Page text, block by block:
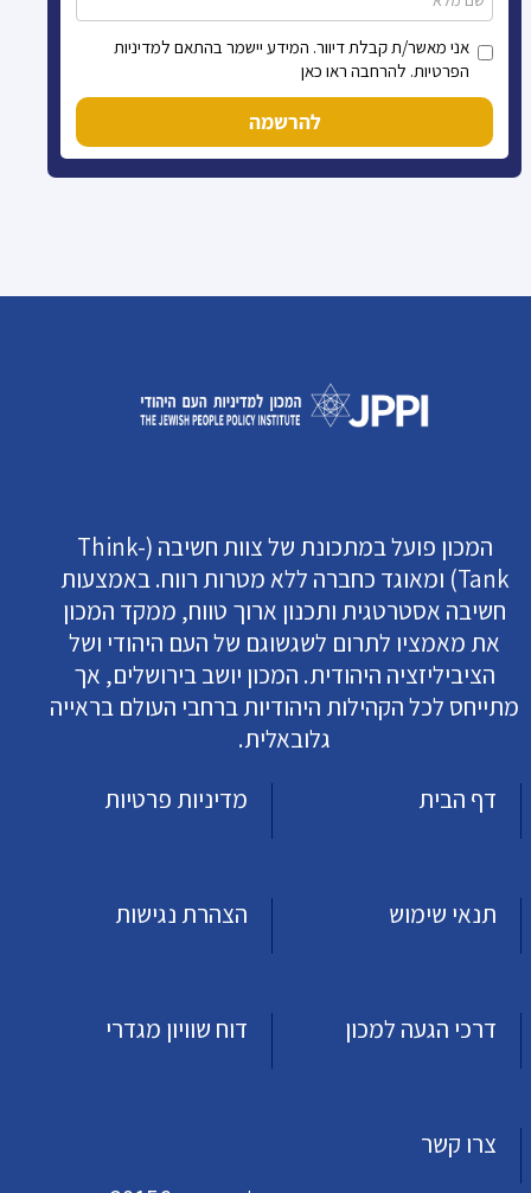
אני מאשר/ת קבלת דיוור. המידע יישמר בהתאם למדיניות
הפרטיות. להרחבה ראו כאן
להרשמה
המכון פועל במתכונת של צוות חשיבה (Think-
Tank) ומאוגד כחברה ללא מטרות רווח. באמצעות
חשיבה אסטרטגית ותכנון ארוך טווח, ממקד המכון
את מאמציו לתרום לשגשוגם של העם היהודי ושל
הציביליזציה היהודית. המכון יושב בירושלים, אך
מתייחס לכל הקהילות היהודיות ברחבי העולם בראייה
גלובאלית.
דף הבית
מדיניות פרטיות
תנאי שימוש הצהרת נגישות
דרכי הגעה למכון דוח שוויון מגדרי
צרו קשר